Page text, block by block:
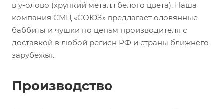
в y-олово (хрупкий металл белого цвета). Наша
компания СМЦ «СОЮЗ» предлагает оловянные
баббиты и чушки по ценам производителя с
доставкой в любой регион РФ и страны ближнего
зарубежья.
Производство